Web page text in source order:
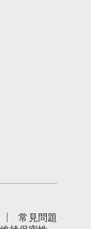
常見問題